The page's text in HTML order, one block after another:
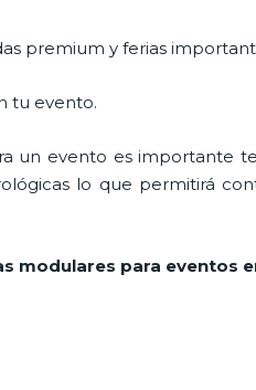
premium y ferias
tu evento.
un evento es importante
lo que permitirá
modulares para eventos